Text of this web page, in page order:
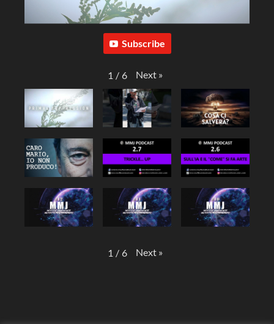
Subscribe
1 / 6 Next »
1 / 6 Next »